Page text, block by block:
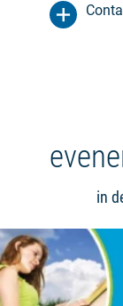
in